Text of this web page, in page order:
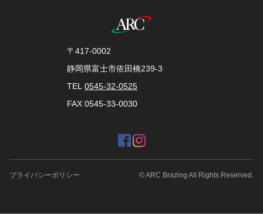
〒417-0002
静岡県富士市依田橋239-3
TEL 0545-32-0525
FAX 0545-33-0030
プライバシーポリシー © ARC Brazing All Rights Reserved.